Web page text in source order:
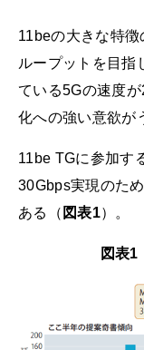
11beの大きな特
ループットを目指
ている5Gの速度
化への強い意欲が
11be TGに参加す
30Gbps実現のた
ある（ 図表1）。
図表